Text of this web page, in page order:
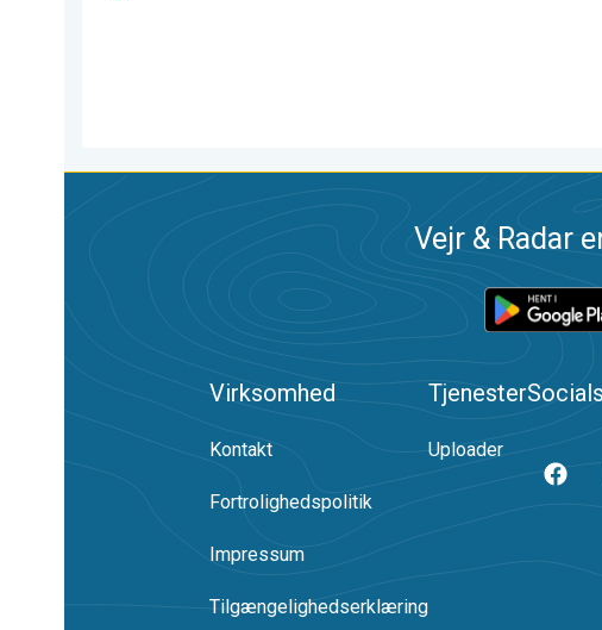
Vejr & Radar
Virksomhed
Kontakt
Fortrolighedspolitik
Impressum
Tilgængelighedserklæring
Tjenester
Uploader
Socials